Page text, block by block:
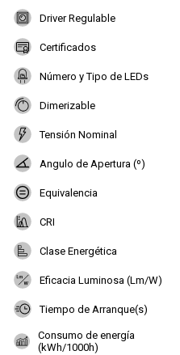
Driver Regulable
Certificados
Número y Tipo de LEDs
Dimerizable
Tensión Nominal
Angulo de Apertura (º)
Equivalencia
CRI
Clase Energética
Eficacia Luminosa (Lm/W)
Tiempo de Arranque(s)
Consumo de energía
(kWh/1000h)